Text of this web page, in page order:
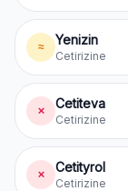
≈ Yenizin
Cetirizine
✗ Cetiteva
Cetirizine
✗ Cetityrol
Cetirizine